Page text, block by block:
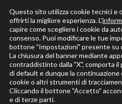
Solo per veri
Elite Pro
Questo sito utilizza cookie tecnici e
offrirti la migliore esperienza. L’
capire come scegliere i cookie da
consenso. Puoi modificare le tue
bottone "Impostazioni" presente su
La chiusura del banner mediante
contraddistinto dalla "X", comporta
di default e dunque la continuazione
cookie o altri strumenti di
Cliccando il bottone "Accetto"
e di terze parti.